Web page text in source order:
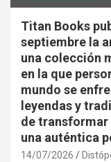
Titan Books
septiembre la
una colección
en la que
mundo se
leyendas y
de transformar
una auténtica
14/07/2026